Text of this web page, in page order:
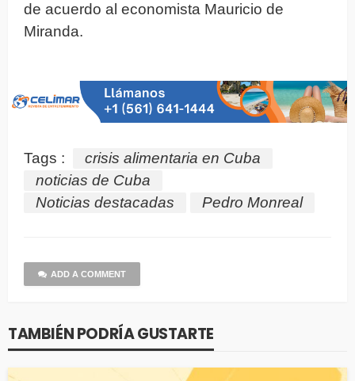
de acuerdo al economista Mauricio de
Miranda.
Tags :
crisis alimentaria en Cuba
noticias de Cuba
Noticias destacadas
Pedro Monreal
ADD A COMMENT
TAMBIÉN PODRÍA GUSTARTE